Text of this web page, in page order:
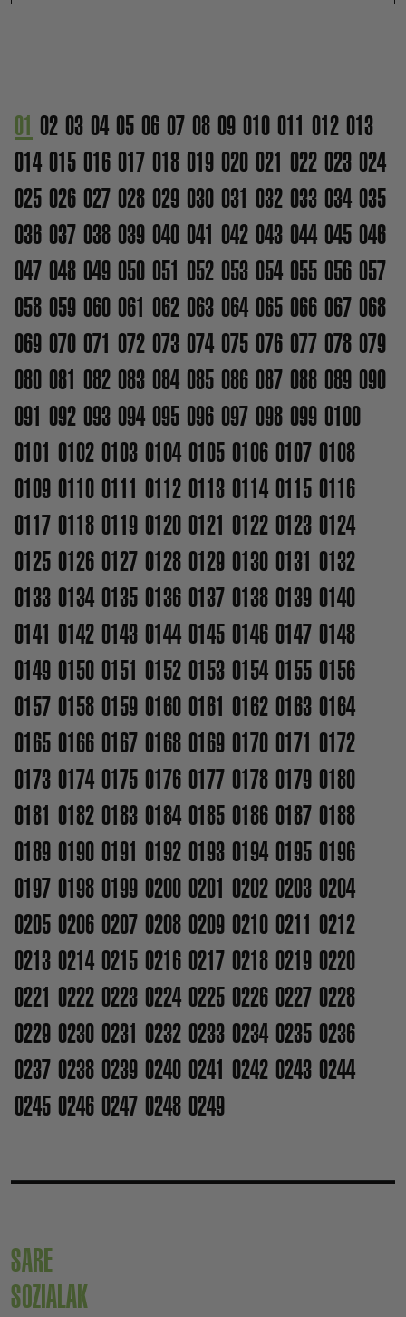
01 02 03 04 05 06 07 08 09 010 011 012 013
014 015 016 017 018 019 020 021 022 023 024
025 026 027 028 029 030 031 032 033 034 035
036 037 038 039 040 041 042 043 044 045 046
047 048 049 050 051 052 053 054 055 056 057
058 059 060 061 062 063 064 065 066 067 068
069 070 071 072 073 074 075 076 077 078 079
080 081 082 083 084 085 086 087 088 089 090
091 092 093 094 095 096 097 098 099 0100
0101 0102 0103 0104 0105 0106 0107 0108
0109 0110 0111 0112 0113 0114 0115 0116
0117 0118 0119 0120 0121 0122 0123 0124
0125 0126 0127 0128 0129 0130 0131 0132
0133 0134 0135 0136 0137 0138 0139 0140
0141 0142 0143 0144 0145 0146 0147 0148
0149 0150 0151 0152 0153 0154 0155 0156
0157 0158 0159 0160 0161 0162 0163 0164
0165 0166 0167 0168 0169 0170 0171 0172
0173 0174 0175 0176 0177 0178 0179 0180
0181 0182 0183 0184 0185 0186 0187 0188
0189 0190 0191 0192 0193 0194 0195 0196
0197 0198 0199 0200 0201 0202 0203 0204
0205 0206 0207 0208 0209 0210 0211 0212
0213 0214 0215 0216 0217 0218 0219 0220
0221 0222 0223 0224 0225 0226 0227 0228
0229 0230 0231 0232 0233 0234 0235 0236
0237 0238 0239 0240 0241 0242 0243 0244
0245 0246 0247 0248 0249
SARE
SOZIALAK